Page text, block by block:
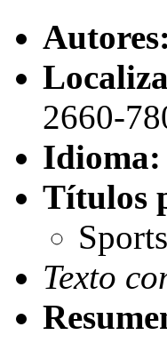
Autores:
2660-
Idioma:
Títulos
Texto